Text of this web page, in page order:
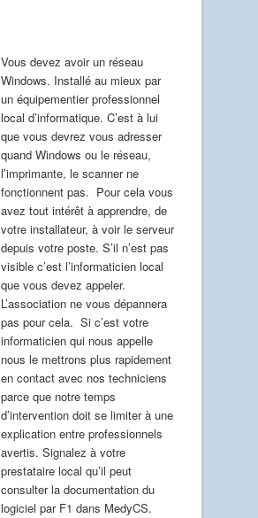
Vous devez avoir un réseau
Windows. Installé au mieux par
un équipementier professionnel
local d’informatique. C’est à lui
que vous devrez vous adresser
quand Windows ou le réseau,
l’imprimante, le scanner ne
fonctionnent pas. Pour cela vous
avez tout intérêt à apprendre, de
votre installateur, à voir le serveur
depuis votre poste. S’il n’est pas
visible c’est l’informaticien local
que vous devez appeler.
L’association ne vous dépannera
pas pour cela. Si c’est votre
informaticien qui nous appelle
nous le mettrons plus rapidement
en contact avec nos techniciens
parce que notre temps
d’intervention doit se limiter à une
explication entre professionnels
avertis. Signalez à votre
prestataire local qu’il peut
consulter la documentation du
logiciel par F1 dans MedyCS.